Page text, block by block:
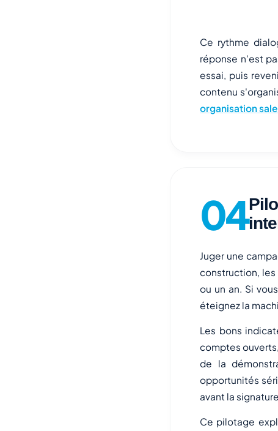
Ce rythme
réponse n'est
essai, puis
contenu
organisation
Juger une
construction,
ou un an. Si
éteignez la
Les bons
comptes
de la
opportunités
avant la
Ce pilotage